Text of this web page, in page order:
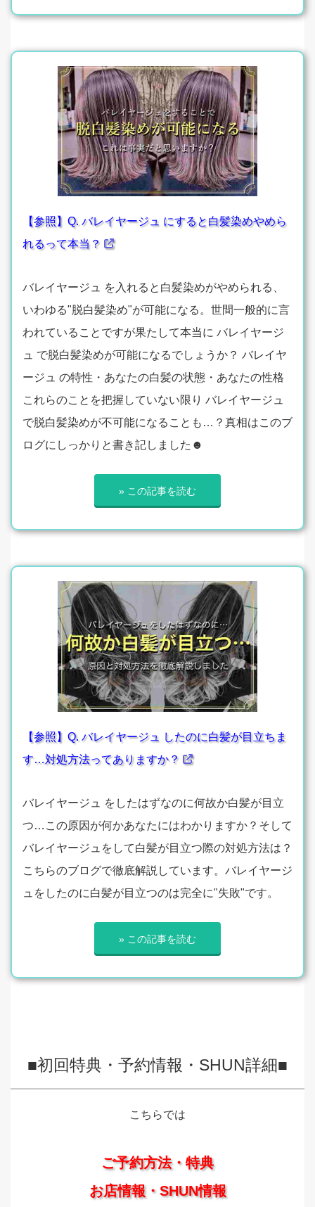
【参照】Q. バレイヤージュ にすると白髪染めやめら
れるって本当？
バレイヤージュ を入れると白髪染めがやめられる、
いわゆる"脱白髪染め"が可能になる。世間一般的に言
われていることですが果たして本当に バレイヤージ
ュ で脱白髪染めが可能になるでしょうか？ バレイヤ
ージュ の特性・あなたの白髪の状態・あなたの性格
これらのことを把握していない限り バレイヤージュ
で脱白髪染めが不可能になることも…？真相はこのブ
ログにしっかりと書き記しました☻
» この記事を読む
【参照】Q. バレイヤージュ したのに白髪が目立ちま
す…対処方法ってありますか？
バレイヤージュ をしたはずなのに何故か白髪が目立
つ…この原因が何かあなたにはわかりますか？そして
バレイヤージュをして白髪が目立つ際の対処方法は？
こちらのブログで徹底解説しています。バレイヤージ
ュをしたのに白髪が目立つのは完全に"失敗"です。
» この記事を読む
■初回特典・予約情報・SHUN詳細■
こちらでは
ご予約方法・特典
お店情報・SHUN情報